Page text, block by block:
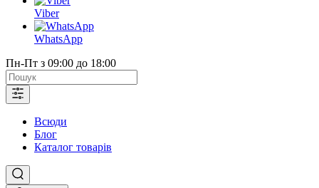
Viber
WhatsApp
Пн-Пт з 09:00 до 18:00
Всюди
Блог
Каталог товарів